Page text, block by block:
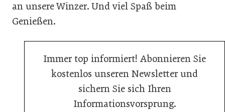
an unsere Winzer. Und viel Spaß beim
Genießen.
Immer top informiert! Abonnieren Sie
kostenlos unseren Newsletter und
sichern Sie sich Ihren
Informationsvorsprung.